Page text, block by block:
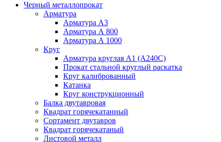
Черный металлопрокат
Арматура
Арматура А3
Арматура А 800
Арматура А 1000
Круг
Арматура круглая А1 (А240C)
Прокат стальной круглый раскатка
Круг калиброванный
Катанка
Круг конструкционный
Балка двутавровая
Квадрат горячекатанный
Сортамент двутавров
Квадрат горячекатаный
Листовой металл